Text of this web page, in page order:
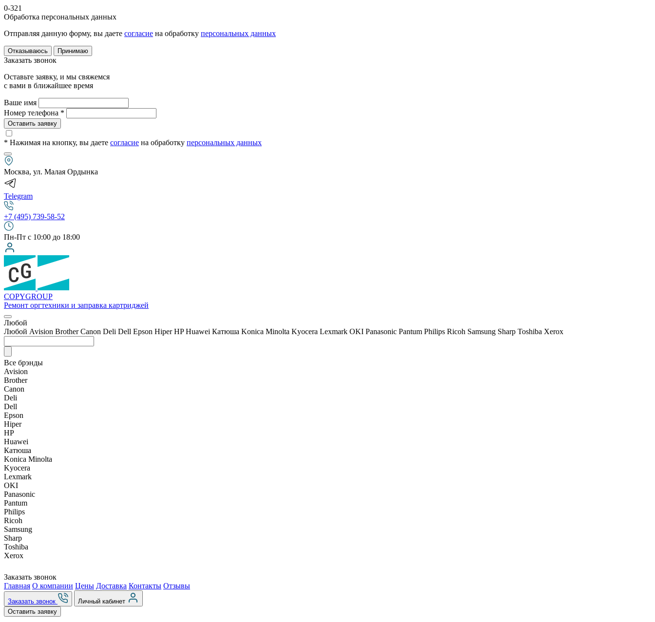
0-321
Обработка персональных данных
Отправляя данную форму, вы даете согласие на обработку персональных данных
Отказываюсь Принимаю
Заказать звонок
Оставьте заявку, и мы свяжемся
с вами в ближайшее время
Ваше имя
Номер телефона *
Оставить заявку
* Нажимая на кнопку, вы даете согласие на обработку персональных данных
Москва, ул. Малая Ордынка
Telegram
+7 (495) 739-58-52
Пн-Пт с 10:00 до 18:00
COPYGROUP
Ремонт оргтехники и заправка картриджей
Любой
Любой Avision Brother Canon Deli Dell Epson Hiper HP Huawei Катюша Konica Minolta Kyocera Lexmark OKI Panasonic Pantum Philips Ricoh Samsung Sharp Toshiba Xerox
Все брэнды
Avision
Brother
Canon
Deli
Dell
Epson
Hiper
HP
Huawei
Катюша
Konica Minolta
Kyocera
Lexmark
OKI
Panasonic
Pantum
Philips
Ricoh
Samsung
Sharp
Toshiba
Xerox
Заказать звонок
Главная О компании Цены Доставка Контакты Отзывы
Заказать звонок
Личный кабинет
Оставить заявку